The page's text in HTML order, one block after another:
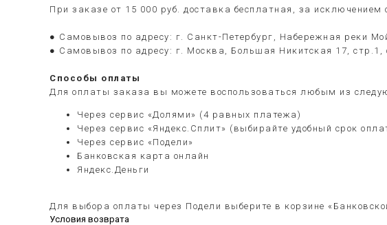
При заказе от 15 000 руб. доставка бесплатная, за
● Самовывоз по адресу: г. Санкт-Петербург, Набережная реки
● Самовывоз по адресу: г. Москва, Большая Никитская 17,
Способы оплаты
Для оплаты заказа вы можете воспользоваться любым из
Через сервис «Долями» (4 равных платежа)
Через сервис «Яндекс.Сплит» (выбирайте удобный срок
Через сервис «Подели»
Банковская карта онлайн
Яндекс.Деньги
Для выбора оплаты через Подели выберите в корзине
Условия возврата